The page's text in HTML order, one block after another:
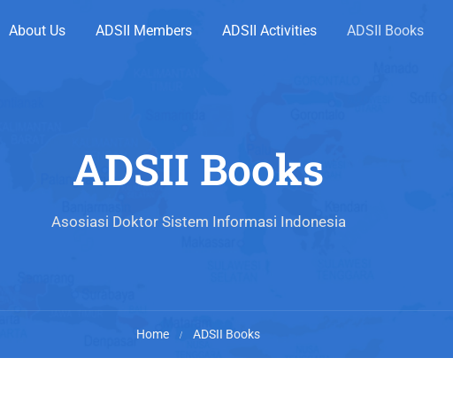
About Us ADSII Members ADSII Activities ADSII Books
ADSII Books
Asosiasi Doktor Sistem Informasi Indonesia
Home ADSII Books